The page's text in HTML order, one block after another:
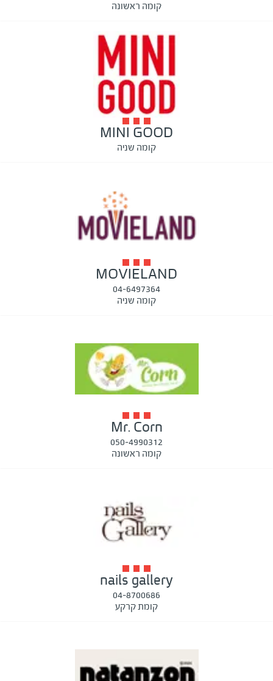
קומה ראשונה
MINI GOOD
קומה שניה
MOVIELAND
04-6497364
קומה שניה
Mr. Corn
050-4990312
קומה ראשונה
nails gallery
04-8700686
קומת קרקע